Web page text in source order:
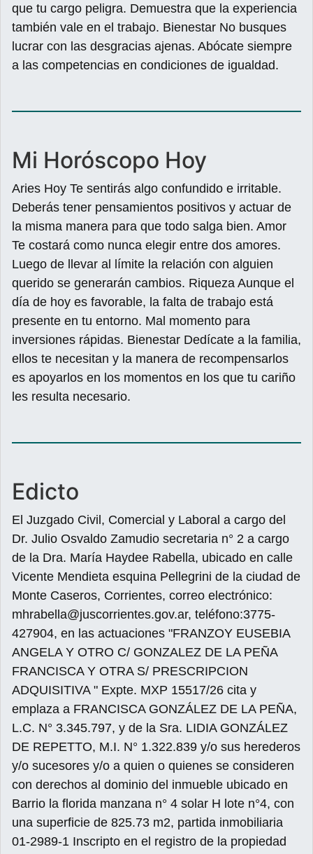
que tu cargo peligra. Demuestra que la experiencia
también vale en el trabajo. Bienestar No busques
lucrar con las desgracias ajenas. Abócate siempre
a las competencias en condiciones de igualdad.
Mi Horóscopo Hoy
Aries Hoy Te sentirás algo confundido e irritable.
Deberás tener pensamientos positivos y actuar de
la misma manera para que todo salga bien. Amor
Te costará como nunca elegir entre dos amores.
Luego de llevar al límite la relación con alguien
querido se generarán cambios. Riqueza Aunque el
día de hoy es favorable, la falta de trabajo está
presente en tu entorno. Mal momento para
inversiones rápidas. Bienestar Dedícate a la familia,
ellos te necesitan y la manera de recompensarlos
es apoyarlos en los momentos en los que tu cariño
les resulta necesario.
Edicto
El Juzgado Civil, Comercial y Laboral a cargo del
Dr. Julio Osvaldo Zamudio secretaria n° 2 a cargo
de la Dra. María Haydee Rabella, ubicado en calle
Vicente Mendieta esquina Pellegrini de la ciudad de
Monte Caseros, Corrientes, correo electrónico:
mhrabella@juscorrientes.gov.ar, teléfono:3775-
427904, en las actuaciones "FRANZOY EUSEBIA
ANGELA Y OTRO C/ GONZALEZ DE LA PEÑA
FRANCISCA Y OTRA S/ PRESCRIPCION
ADQUISITIVA " Expte. MXP 15517/26 cita y
emplaza a FRANCISCA GONZÁLEZ DE LA PEÑA,
L.C. N° 3.345.797, y de la Sra. LIDIA GONZÁLEZ
DE REPETTO, M.I. N° 1.322.839 y/o sus herederos
y/o sucesores y/o a quien o quienes se consideren
con derechos al dominio del inmueble ubicado en
Barrio la florida manzana n° 4 solar H lote n°4, con
una superficie de 825.73 m2, partida inmobiliaria
01-2989-1 Inscripto en el registro de la propiedad